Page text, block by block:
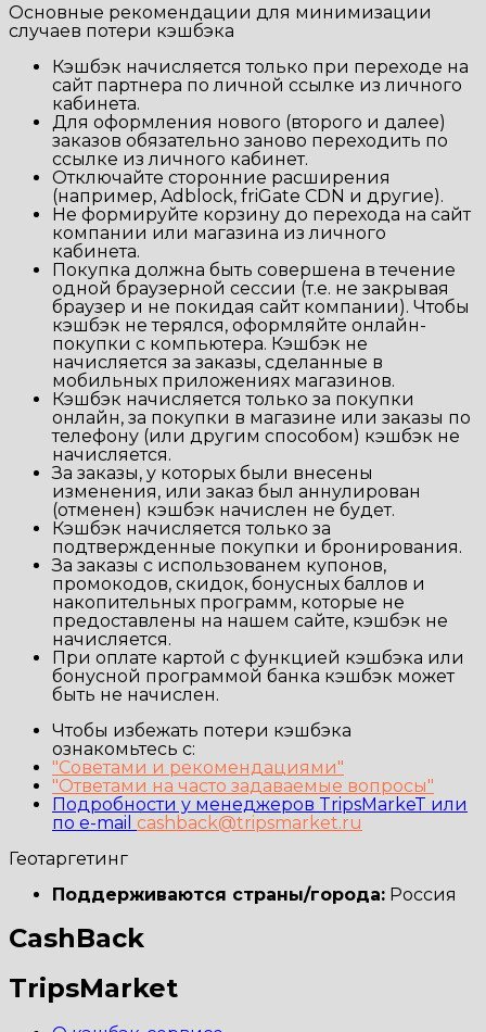
Основные рекомендации для минимизации
случаев потери кэшбэка
Кэшбэк начисляется только при переходе на
сайт партнера по личной ссылке из личного
кабинета.
Для оформления нового (второго и далее)
заказов обязательно заново переходить по
ссылке из личного кабинет.
Отключайте сторонние расширения
(например, Adblock, friGate CDN и другие).
Не формируйте корзину до перехода на сайт
компании или магазина из личного
кабинета.
Покупка должна быть совершена в течение
одной браузерной сессии (т.е. не закрывая
браузер и не покидая сайт компании). Чтобы
кэшбэк не терялся, оформляйте онлайн-
покупки с компьютера. Кэшбэк не
начисляется за заказы, сделанные в
мобильных приложениях магазинов.
Кэшбэк начисляется только за покупки
онлайн, за покупки в магазине или заказы по
телефону (или другим способом) кэшбэк не
начисляется.
За заказы, у которых были внесены
изменения, или заказ был аннулирован
(отменен) кэшбэк начислен не будет.
Кэшбэк начисляется только за
подтвержденные покупки и бронирования.
За заказы с использованем купонов,
промокодов, скидок, бонусных баллов и
накопительных программ, которые не
предоставлены на нашем сайте, кэшбэк не
начисляется.
При оплате картой с функцией кэшбэка или
бонусной программой банка кэшбэк может
быть не начислен.
Чтобы избежать потери кэшбэка
ознакомьтесь с:
"Советами и рекомендациями"
"Ответами на часто задаваемые вопросы"
Подробности у менеджеров TripsMarkeT или
по e-mail cashback@tripsmarket.ru
Геотаргетинг
Поддерживаются страны/города: Россия
CashBack
TripsMarket